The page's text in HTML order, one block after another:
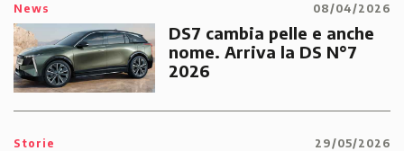
News 08/04/2026
DS7 cambia pelle e anche
nome. Arriva la DS N°7
2026
Storie 29/05/2026